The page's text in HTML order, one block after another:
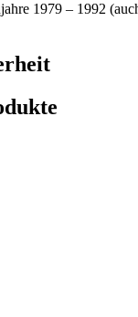
1979 – 1992